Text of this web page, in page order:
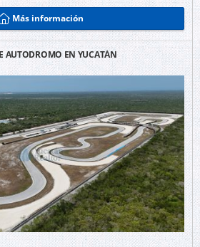
Más información
AUTODROMO EN YUCATÁN